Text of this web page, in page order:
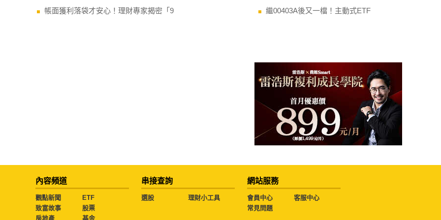
帳面獲利落袋才安心！理財專家揭密「9 繼00403A後又一檔！主動式ETF
內容頻道
觀點新聞
ETF
致富故事
股票
房地產
基金
串接查詢
選股 理財小工具
網站服務
會員中心
客服中心
常見問題